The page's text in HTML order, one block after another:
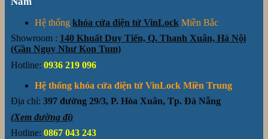
Hệ thống khóa cửa điện tử VinLock Miền Bắc
Showroom : 140 Khuất Duy Tiến, Q. Thanh Xuân, Hà Nội
(Gần Ngụy Như Kon Tum)
Hotline: 0936 219 096
Hệ thống khóa cửa điện tử VinLock Miền Trung
Địa chỉ: 397 đường 29/3, P. Hòa Xuân, Tp. Đà Nẵng
(Xem đường đi)
Hotline: 0867 043 243